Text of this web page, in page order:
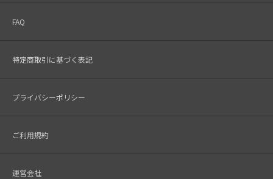
FAQ
特定商取引に基づく表記
プライバシーポリシー
ご利用規約
運営会社